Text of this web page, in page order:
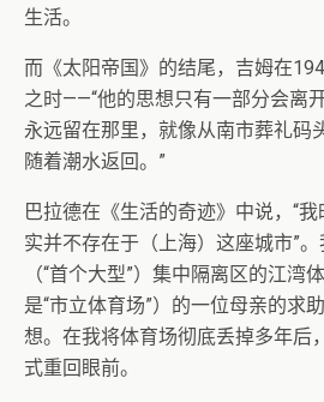
生活。
而《太阳帝国》的结尾，吉姆在
之时——“他的思想只有一部分会离
永远留在那里，就像从南市葬礼码
随着潮水返回。”
巴拉德在《生活的奇迹》中说，“
实并不存在于（上海）这座城市”
（“首个大型”）集中隔离区的江湾
是“市立体育场”）的一位母亲的求
想。在我将体育场彻底丢掉多年后
式重回眼前。